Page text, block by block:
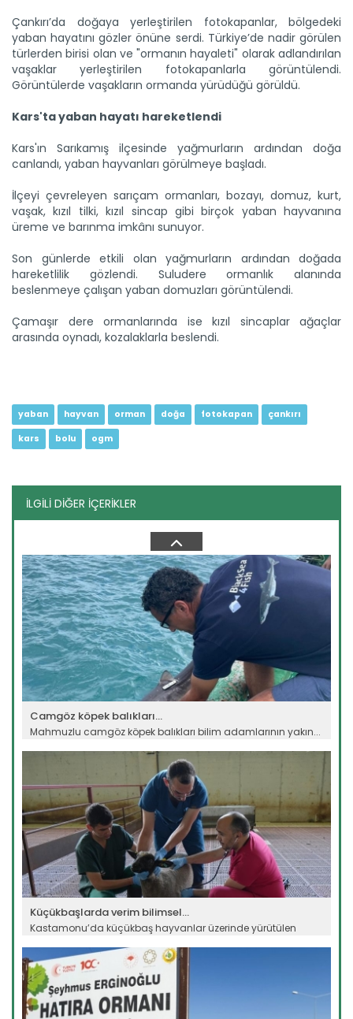
Çankırı’da doğaya yerleştirilen fotokapanlar, bölgedeki
yaban hayatını gözler önüne serdi. Türkiye’de nadir görülen
türlerden birisi olan ve "ormanın hayaleti" olarak adlandırılan
vaşaklar yerleştirilen fotokapanlarla görüntülendi.
Görüntülerde vaşakların ormanda yürüdüğü görüldü.
Kars'ta yaban hayatı hareketlendi
Kars'ın Sarıkamış ilçesinde yağmurların ardından doğa
canlandı, yaban hayvanları görülmeye başladı.
İlçeyi çevreleyen sarıçam ormanları, bozayı, domuz, kurt,
vaşak, kızıl tilki, kızıl sincap gibi birçok yaban hayvanına
üreme ve barınma imkânı sunuyor.
Son günlerde etkili olan yağmurların ardından doğada
hareketlilik gözlendi. Suludere ormanlık alanında
beslenmeye çalışan yaban domuzları görüntülendi.
Çamaşır dere ormanlarında ise kızıl sincaplar ağaçlar
arasında oynadı, kozalaklarla beslendi.
yaban hayvan orman doğa fotokapan çankırı
kars bolu ogm
İLGİLİ DİĞER İÇERİKLER
Koruma altındaki alageyikler...
Antalya'da nesli tükenme tehlikesi altında bulunan
alageyiklerin...
Devamını Oku ->
‘İnci ve Mercan’ denize...
İnci ve Mercan ismi verilen iki deniz kaplumbağasına uydu
Şanlıurfa'da kelaynak ailesine...
Nesli tükenme tehlikesi altında bulunan ve Şanlıurfa'nın
Devamını Oku ->
Camgöz köpek balıkları...
Mahmuzlu camgöz köpek balıkları bilim adamlarının yakın...
Devamını Oku ->
Küçükbaşlarda verim bilimsel...
Kastamonu’da küçükbaş hayvanlar üzerinde yürütülen
Devamını Oku ->